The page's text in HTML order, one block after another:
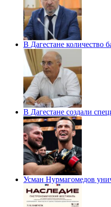
В Дагестане количество
В Дагестане создали
Усман Нурмагомедов